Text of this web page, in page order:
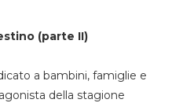
(parte II)
a bambini, famiglie e
della stagione